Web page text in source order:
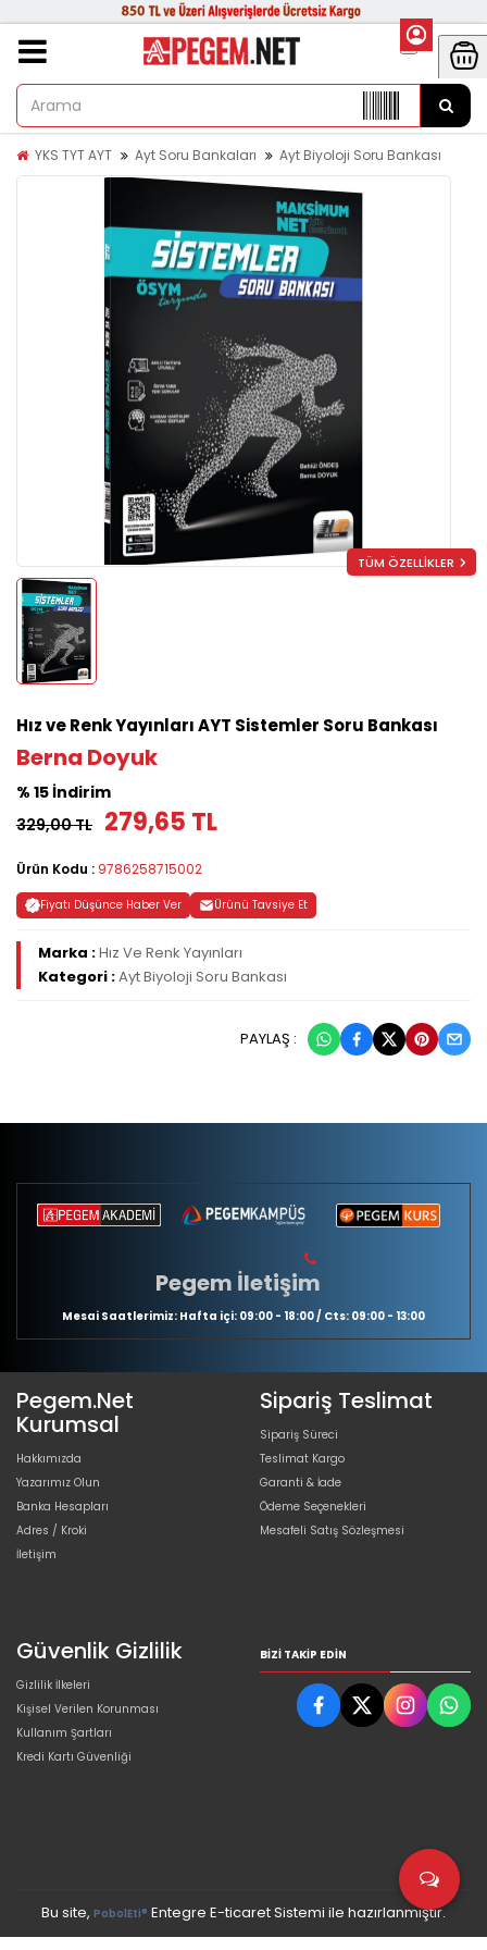
YKS TYT AYT Ayt Soru Bankaları Ayt Biyoloji Soru Bankası
TÜM ÖZELLİKLER
Hız ve Renk Yayınları AYT Sistemler Soru Bankası
Berna Doyuk
% 15 İndirim
329,00 TL 279,65 TL
Ürün Kodu : 9786258715002
Fiyatı Düşünce Haber Ver Ürünü Tavsiye Et
Marka :Hız Ve Renk Yayınları
Kategori :Ayt Biyoloji Soru Bankası
PAYLAŞ :
Pegem İletişim
Mesai Saatlerimiz: Hafta içi: 09:00 - 18:00 / Cts: 09:00 - 13:00
Pegem.Net
Kurumsal
Hakkımızda
Yazarımız Olun
Banka Hesapları
Adres / Kroki
İletişim
Sipariş Teslimat
Sipariş Süreci
Teslimat Kargo
Garanti & İade
Ödeme Seçenekleri
Mesafeli Satış Sözleşmesi
Güvenlik Gizlilik
Gizlilik İlkeleri
Kişisel Verilen Korunması
Kullanım Şartları
Kredi Kartı Güvenliği
BIZI TAKIP EDIN
Bu site, PobolEti® Entegre E-ticaret Sistemi ile hazırlanmıştır.